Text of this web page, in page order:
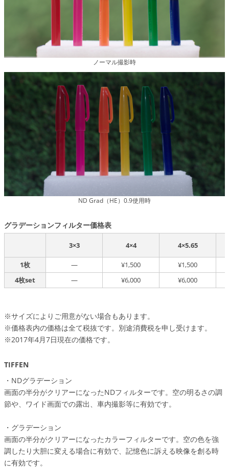
ノーマル撮影時
ND Grad（HE）0.9使用時
グラデーションフィルター価格表
3×3 4×4 4×5.65
1枚 ― ¥1,500
¥1,500
4枚set
― ¥6,000 ¥6,000
※サイズによりご用意がない場合もあります。
※価格表内の価格は全て税抜です。別途消費税を申し受けます。
※2017年4月7日現在の価格です。
TIFFEN
・NDグラデーション
画面の半分がクリアーになったNDフィルターです。空の明るさの調
節や、ワイド画面での露出、車内撮影等に有効です。
・グラデーション
画面の半分がクリアーになったカラーフィルターです。空の色を強
調したり大胆に変える場合に有効で、記憶色に訴える映像を創る時
に有効です。